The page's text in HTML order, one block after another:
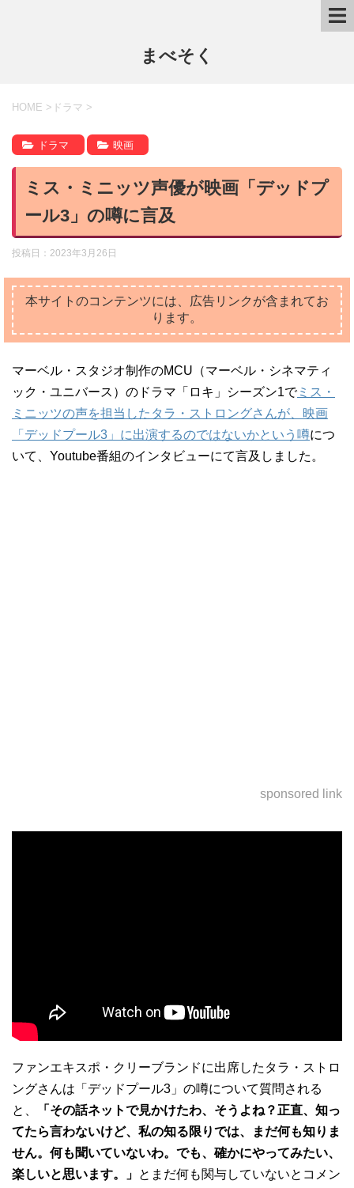
まべそく
HOME > ドラマ >
ドラマ 映画
ミス・ミニッツ声優が映画「デッドプ
ール3」の噂に言及
投稿日： 2023年3月26日
本サイトのコンテンツには、広告リンクが含まれてお
ります。
マーベル・スタジオ制作のMCU（マーベル・シネマティ
ック・ユニバース）のドラマ「ロキ」シーズン1でミス・
ミニッツの声を担当したタラ・ストロングさんが、映画
「デッドプール3」に出演するのではないかという噂につ
いて、Youtube番組のインタビューにて言及しました。
sponsored link
ファンエキスポ・クリーブランドに出席したタラ・ストロ
ングさんは「デッドプール3」の噂について質問される
と、
「その話ネットで見かけたわ、そうよね？正直、知っ
てたら言わないけど、私の知る限りでは、まだ何も知りま
せん。何も聞いていないわ。でも、確かにやってみたい、
楽しいと思います。」
とまだ何も関与していないとコメン